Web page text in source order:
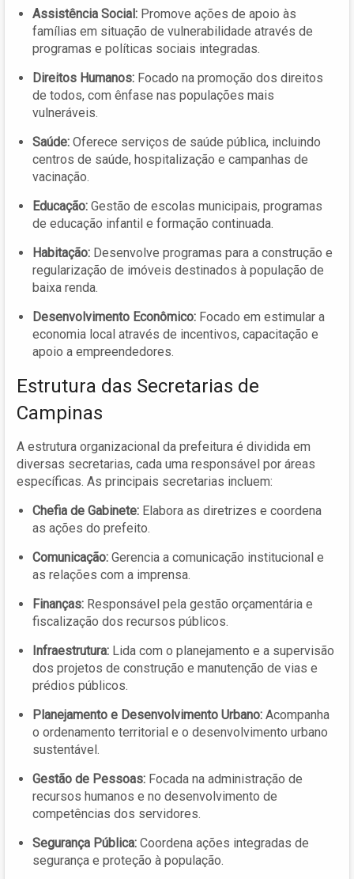
Assistência Social: Promove ações de apoio às
famílias em situação de vulnerabilidade através de
programas e políticas sociais integradas.
Direitos Humanos: Focado na promoção dos direitos
de todos, com ênfase nas populações mais
vulneráveis.
Saúde: Oferece serviços de saúde pública, incluindo
centros de saúde, hospitalização e campanhas de
vacinação.
Educação: Gestão de escolas municipais, programas
de educação infantil e formação continuada.
Habitação: Desenvolve programas para a construção e
regularização de imóveis destinados à população de
baixa renda.
Desenvolvimento Econômico: Focado em estimular a
economia local através de incentivos, capacitação e
apoio a empreendedores.
Estrutura das Secretarias de
Campinas
A estrutura organizacional da prefeitura é dividida em
diversas secretarias, cada uma responsável por áreas
específicas. As principais secretarias incluem:
Chefia de Gabinete: Elabora as diretrizes e coordena
as ações do prefeito.
Comunicação: Gerencia a comunicação institucional e
as relações com a imprensa.
Finanças: Responsável pela gestão orçamentária e
fiscalização dos recursos públicos.
Infraestrutura: Lida com o planejamento e a supervisão
dos projetos de construção e manutenção de vias e
prédios públicos.
Planejamento e Desenvolvimento Urbano: Acompanha
o ordenamento territorial e o desenvolvimento urbano
sustentável.
Gestão de Pessoas: Focada na administração de
recursos humanos e no desenvolvimento de
competências dos servidores.
Segurança Pública: Coordena ações integradas de
segurança e proteção à população.